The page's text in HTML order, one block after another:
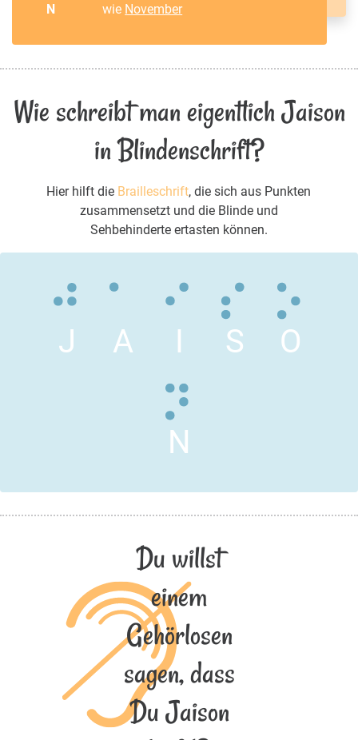
N wie November
Wie schreibt man eigentlich Jaison
in Blindenschrift?
Hier hilft die Brailleschrift, die sich aus Punkten
zusammensetzt und die Blinde und
Sehbehinderte ertasten können.
J A I S O
N
Du willst
einem
Gehörlosen
sagen, dass
Du Jaison